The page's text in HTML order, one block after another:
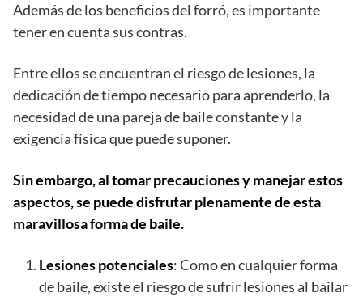
Además de los beneficios del forró, es importante
tener en cuenta sus contras.
Entre ellos se encuentran el riesgo de lesiones, la
dedicación de tiempo necesario para aprenderlo, la
necesidad de una pareja de baile constante y la
exigencia física que puede suponer.
Sin embargo, al tomar precauciones y manejar estos
aspectos, se puede disfrutar plenamente de esta
maravillosa forma de baile.
Lesiones potenciales: Como en cualquier forma
de baile, existe el riesgo de sufrir lesiones al bailar